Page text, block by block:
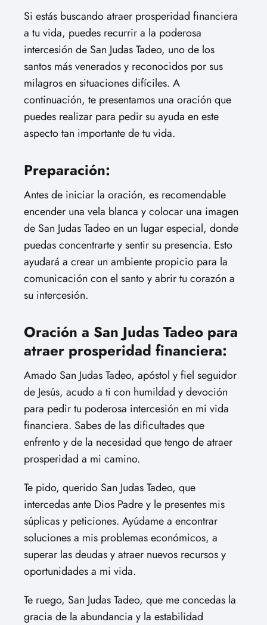
Si estás buscando atraer prosperidad financiera
a tu vida, puedes recurrir a la poderosa
intercesión de San Judas Tadeo, uno de los
santos más venerados y reconocidos por sus
milagros en situaciones difíciles. A
continuación, te presentamos una oración que
puedes realizar para pedir su ayuda en este
aspecto tan importante de tu vida.
Preparación:
Antes de iniciar la oración, es recomendable
encender una vela blanca y colocar una imagen
de San Judas Tadeo en un lugar especial, donde
puedas concentrarte y sentir su presencia. Esto
ayudará a crear un ambiente propicio para la
comunicación con el santo y abrir tu corazón a
su intercesión.
Oración a San Judas Tadeo para
atraer prosperidad financiera:
Amado San Judas Tadeo, apóstol y fiel seguidor
de Jesús, acudo a ti con humildad y devoción
para pedir tu poderosa intercesión en mi vida
financiera. Sabes de las dificultades que
enfrento y de la necesidad que tengo de atraer
prosperidad a mi camino.
Te pido, querido San Judas Tadeo, que
intercedas ante Dios Padre y le presentes mis
súplicas y peticiones. Ayúdame a encontrar
soluciones a mis problemas económicos, a
superar las deudas y atraer nuevos recursos y
oportunidades a mi vida.
Te ruego, San Judas Tadeo, que me concedas la
gracia de la abundancia y la estabilidad